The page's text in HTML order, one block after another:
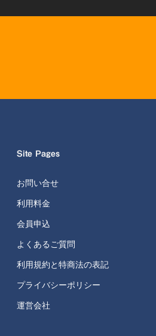
Site Pages
お問い合せ
利用料金
会員申込
よくあるご質問
利用規約と特商法の表記
プライバシーポリシー
運営会社